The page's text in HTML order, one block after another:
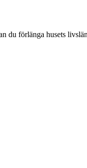
du förlänga husets